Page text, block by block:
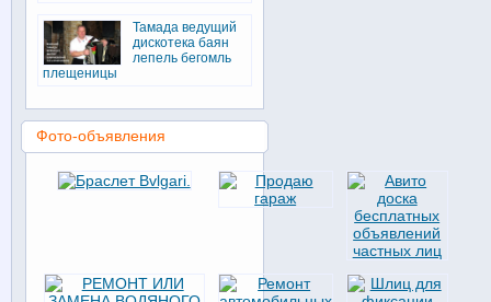
Тамада ведущий
дискотека баян
лепель бегомль
плещеницы
Фото-объявления